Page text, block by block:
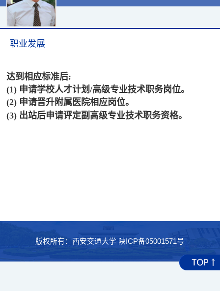
职业发展
达到相应标准后:
(1) 申请学校人才计划/高级专业技术职务岗位。
(2) 申请晋升附属医院相应岗位。
(3) 出站后申请评定副高级专业技术职务资格。
版权所有：西安交通大学 陕ICP备05001571号